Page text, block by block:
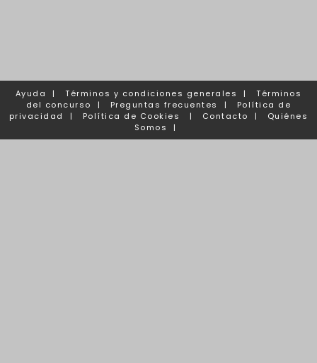
Ayuda |Términos y condiciones generales |Términos
del concurso
| Preguntas frecuentes | Política de
privacidad
| Política de Cookies | Contacto | Quiénes
Somos
|